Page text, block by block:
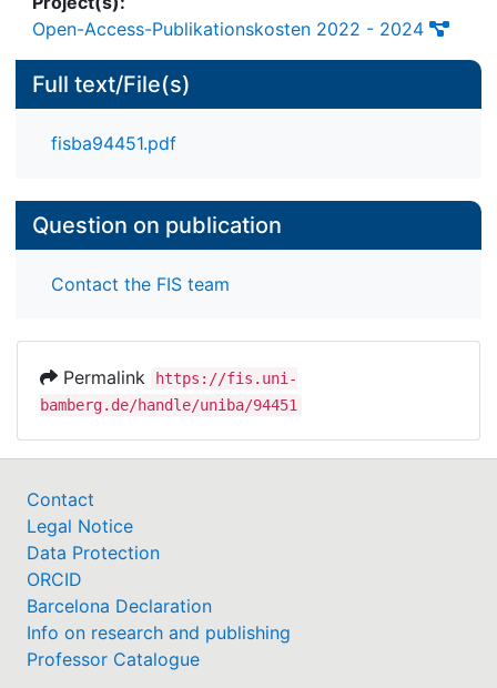
Open-Access-Publikationskosten 2022 - 2024
Full text/File(s)
fisba94451.pdf
Question on publication
Contact the FIS team
Permalink
https://fis.uni-
bamberg.de/handle/uniba/94451
Contact
Legal Notice
Data Protection
ORCID
Barcelona Declaration
Info on research and publishing
Professor Catalogue